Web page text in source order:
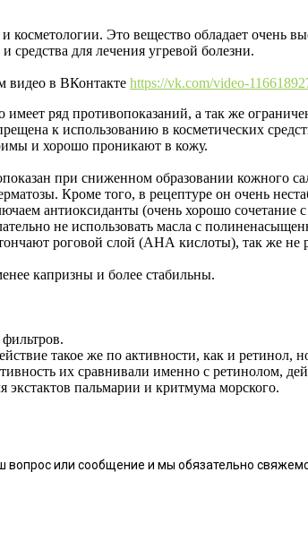
косметологии. Это вещество обладает очень
для лечения угревой болезни.
видео в ВКонтакте https://vk.com/video-
ряд противопоказаний, а так же
к использованию в косметических
и хорошо проникают в кожу.
при сниженном образовании кожного
Кроме того, в рецептуре он очень
антиоксиданты (очень хорошо
не использовать масла с
роговой слой (АНА кислоты), так же не
капризны и более стабильны.
такое же по активности, как и
их сравнивали именно с ретинолом,
пальмарии и критмума морского.
вопрос или сообщение и мы обязательно